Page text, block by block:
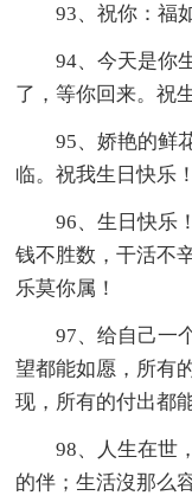
93、祝你：福
94、今天是你
了，等你回来。祝
95、娇艳的鲜
临。祝我生日快乐！
96、生日快乐
钱不胜数，干活不
乐莫你属！
97、给自己一
望都能如愿，所有
现，所有的付出都
98、人生在世
的伴；生活沒那么